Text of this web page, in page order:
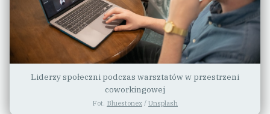
Liderzy społeczni podczas warsztatów w przestrzeni
coworkingowej
Fot. Bluestonex / Unsplash